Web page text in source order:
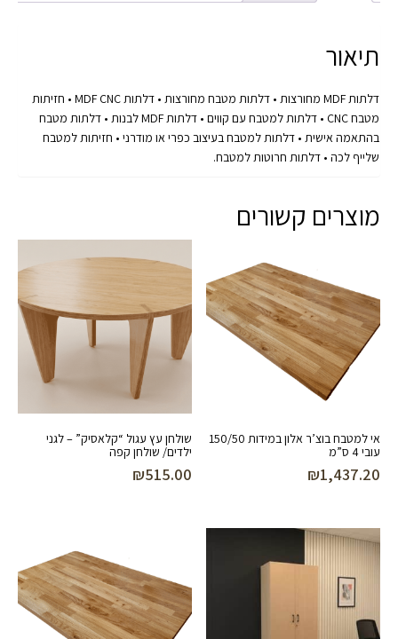
תיאור
דלתות MDF מחורצות • דלתות מטבח מחורצות • דלתות MDF CNC • חזיתות
מטבח CNC • דלתות למטבח עם קווים • דלתות MDF לבנות • דלתות מטבח
בהתאמה אישית • דלתות למטבח בעיצוב כפרי או מודרני • חזיתות למטבח
שלייף לכה • דלתות חרוטות למטבח.
מוצרים קשורים
אי למטבח בוצ’ר אלון במידות 150/50
עובי 4 ס”מ
₪1,437.20
שולחן עץ עגול “קלאסיק” – לגני
ילדים/ שולחן קפה
₪515.00